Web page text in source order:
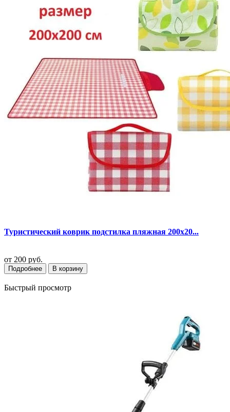
Туристический коврик подстилка пляжная 200х20...
от 200 руб.
Подробнее В корзину
Быстрый просмотр